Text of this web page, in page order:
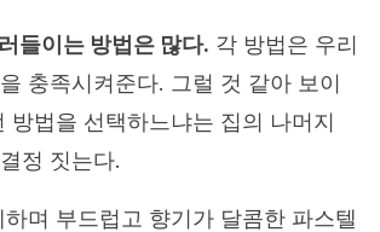
들이는 방법은 많다. 각 방법은 우리
충족시켜준다. 그럴 것 같아 보이
방법을 선택하느냐는 집의 나머지
정 짓는다.
며 부드럽고 향기가 달콤한 파스텔